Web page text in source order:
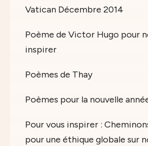
Vatican Décembre 2014
Poème de Victor Hugo pour
inspirer
Poèmes de Thay
Poèmes pour la nouvelle
Pour vous inspirer :
pour une éthique globale sur